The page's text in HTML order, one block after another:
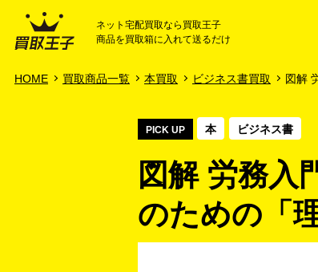
HOME
ネット宅配買取なら買取王子
商品を買取箱に入れて送るだけ
HOME 買取商品一覧 本買取 ビジネス書買取 図解
PICK UP 本 ビジネス書
図解 労務入
のための「